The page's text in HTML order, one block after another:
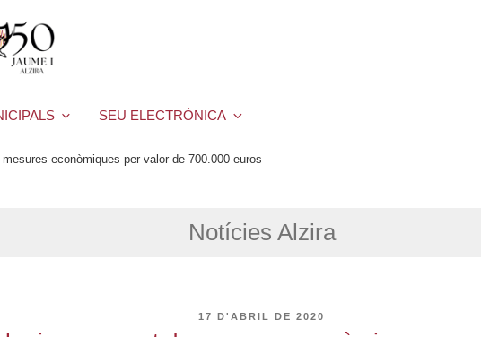
SEU ELECTRÒNICA
econòmiques per valor de 700.000 euros
Notícies Alzira
PUBLICAT
17 D'ABRIL DE 2020